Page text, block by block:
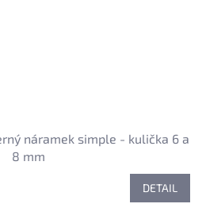
náramek simple - kulička 6 a
8 mm
DETAIL